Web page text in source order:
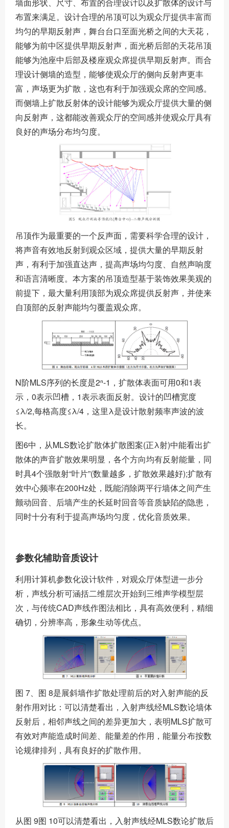
布置来满足。设计合理的吊顶可以为观众厅提供丰富而
均匀的早期反射声，舞台台口至面光桥之间的大天花，
能够为前中区提供早期反射声，面光桥后部的天花吊顶
能够为池座中后部及楼座观众席提供早期反射声。而合
理设计侧墙的造型，能够使观众厅的侧向反射声更丰
富，声场更为扩散，这也有利于加强观众席的空间感。
而侧墙上扩散反射体的设计能够为观众厅提供大量的侧
向反射声，这都能改善观众厅的空间感并使观众厅具有
良好的声场分布均匀度。
吊顶作为最重要的一个反声面，需要科学合理的设计，
将声音有效地反射到观众区域，提供大量的早期反射
声，有利于加强直达声，提高声场均匀度、自然声响度
和语言清晰度。本方案的吊顶造型基于装饰效果美观的
前提下，最大量利用顶部为观众席提供反射声，并使来
自顶部的反射声能均匀覆盖观众席。
N阶MLS序列的长度是2ⁿ-1，扩散体表面可用0和1表
示，0表示凹槽，1表示表面反射。设计的凹槽宽度
≤λ/2,每格高度≤λ/4，这里λ是设计散射频率声波的波
长。
图6中，从MLS数论扩散体扩散图案(正λ射)中能看出扩
散体的声音扩散效果明显，各个方向均有反射能量，同
时具4个强散射“叶片”(数量越多，扩散效果越好);扩散有
效中心频率在200Hz处，既能消除两平行墙体之间产生
颤动回音、后墙产生的长延时回音等音质缺陷的隐患，
同时十分有利于提高声场均匀度，优化音质效果。
参数化辅助音质设计
利用计算机参数化设计软件，对观众厅体型进一步分
析，声线分析可涵括二维层次开始到三维声学模型层
次，与传统CAD声线作图法相比，具有高效便利，精细
确切，分辨率高，形象生动等优点。
图 7、图 8是展斜墙作扩散处理前后的对入射声能的反
射作用对比：可以清楚看出，入射声线经MLS数论墙体
反射后，相邻声线之间的差异更加大，表明MLS扩散可
有效对声能造成时间差、能量差的作用，能量分布按数
论规律排列，具有良好的扩散作用。
从图 9图 10可以清楚看出，入射声线经MLS数论扩散后